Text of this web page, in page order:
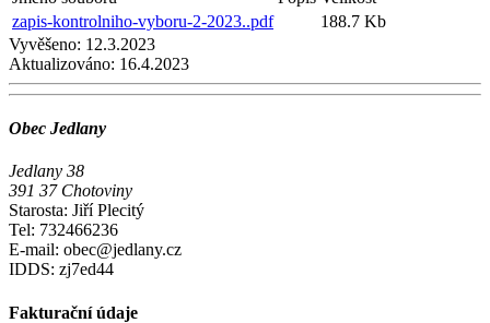
zapis-kontrolniho-vyboru-2-2023..pdf
188.7 Kb
Vyvěšeno: 12.3.2023
Aktualizováno: 16.4.2023
Obec Jedlany
Jedlany 38
391 37 Chotoviny
Starosta: Jiří Plecitý
Tel: 732466236
E-mail: obec@jedlany.cz
IDDS: zj7ed44
Fakturační údaje